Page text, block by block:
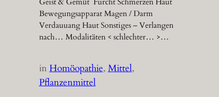
Bewegungsapparat Magen / Darm
Verdauuang Haut Sonstiges – Verlangen
nach… Modalitäten < schlechter… >…
inHomöopathie, Mittel
Pflanzenmittel